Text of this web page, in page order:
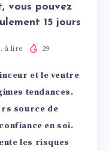
vous pouvez
15 jours
à lire 29
et le ventre
tendances.
source de
en soi.
les risques